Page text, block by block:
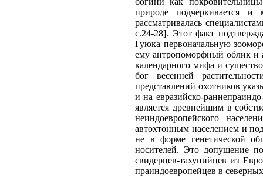
природе подчеркивается
рассматривалась
с.24-28]. Этот факт
Гуюка первоначальную
ему антропоморфный облик и
календарного мифа и
бог весенней
представлений охотников
и на евразийско-
является древнейшим в
неиндоевропейского
автохтонным населением и
не в форме генетической
носителей. Это допущение
свидерцев-тахунийцев из
праиндоевропейцев в